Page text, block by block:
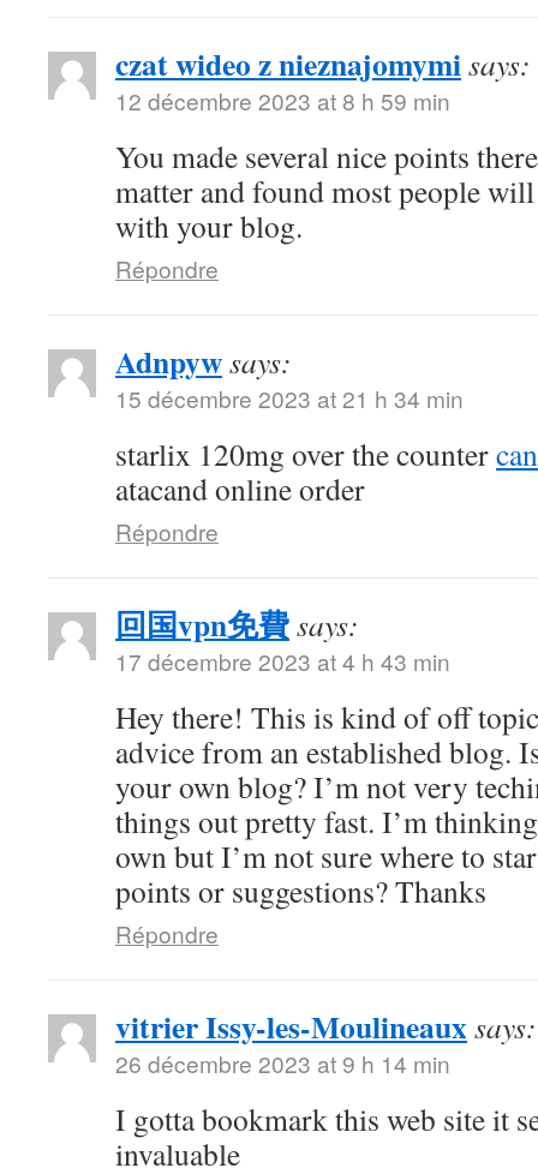
czat wideo z nieznajomymisays:
12 décembre 2023 at 8 h 59 min
You made several nice points
matter and found most people
with your blog.
Répondre
Adnpywsays:
15 décembre 2023 at 21 h 34 min
starlix 120mg over the counter
atacand online order
Répondre
回国vpn免費says:
17 décembre 2023 at 4 h 43 min
Hey there! This is kind of off
advice from an established blog.
your own blog? I’m not very
things out pretty fast. I’m
own but I’m not sure where to
points or suggestions? Thanks
Répondre
vitrier Issy-les-Moulineauxsays:
26 décembre 2023 at 9 h 14 min
I gotta bookmark this web site it
invaluable